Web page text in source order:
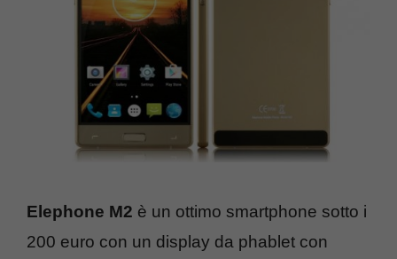
Elephone M2 è un ottimo smartphone sotto i
200 euro con un display da phablet con